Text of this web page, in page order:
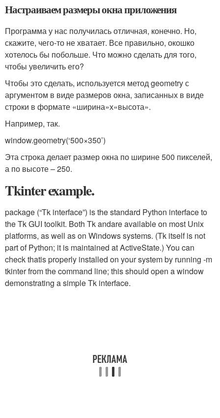
Настраиваем размеры окна приложения
Программа у нас получилась отличная, конечно. Но,
скажите, чего-то не хватает. Все правильно, окошко
хотелось бы побольше. Что можно сделать для того,
чтобы увеличить его?
Чтобы это сделать, используется метод geometry с
аргументом в виде размеров окна, записанных в виде
строки в формате «ширина»х«высота».
Например, так.
window.geometry(‘500×350’)
Эта строка делает размер окна по ширине 500 пикселей,
а по высоте – 250.
Tkinter example.
package (“Tk interface”) is the standard Python interface to
the Tk GUI toolkit. Both Tk andare available on most Unix
platforms, as well as on Windows systems. (Tk itself is not
part of Python; it is maintained at ActiveState.) You can
check thatis properly installed on your system by running -m
tkinterfrom the command line; this should open a window
demonstrating a simple Tk interface.